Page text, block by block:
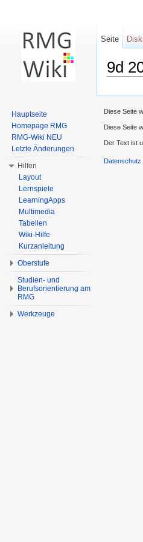
9d
Seite
Hauptseite
Homepage RMG
RMG-Wiki NEU
Letzte Änderungen
Hilfen
Layout
Lernspiele
LearningApps
Multimedia
Tabellen
Wiki-Hilfe
Kurzanleitung
Oberstufe
Studien- und
Berufsorientierung am
RMG
Werkzeuge
Diese Seite
Diese Seite
Der Text ist
Datenschutz